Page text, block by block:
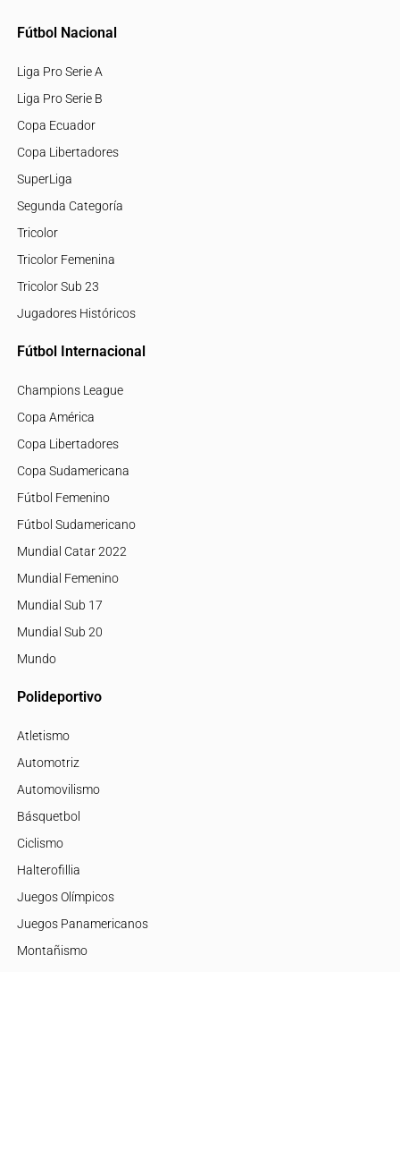
Fútbol Nacional
Liga Pro Serie A
Liga Pro Serie B
Copa Ecuador
Copa Libertadores
SuperLiga
Segunda Categoría
Tricolor
Tricolor Femenina
Tricolor Sub 23
Jugadores Históricos
Fútbol Internacional
Champions League
Copa América
Copa Libertadores
Copa Sudamericana
Fútbol Femenino
Fútbol Sudamericano
Mundial Catar 2022
Mundial Femenino
Mundial Sub 17
Mundial Sub 20
Mundo
Polideportivo
Atletismo
Automotriz
Automovilismo
Básquetbol
Ciclismo
Halterofillia
Juegos Olímpicos
Juegos Panamericanos
Montañismo